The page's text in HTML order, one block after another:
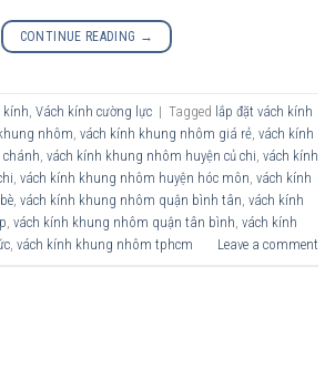
CONTINUE READING →
kính Vách kính cường lực | Tagged lắp đặt vách kính
nhôm vách kính khung nhôm giá rẻ vách kính
vách kính khung nhôm huyện củ chi vách kính
vách kính khung nhôm huyện hóc môn vách kính
vách kính khung nhôm quận bình tân vách kính
vách kính khung nhôm quận tân bình vách kính
vách kính khung nhôm tphcm Leave a comment